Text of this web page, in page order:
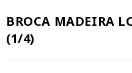
BROCA MADEIRA
(1/4)